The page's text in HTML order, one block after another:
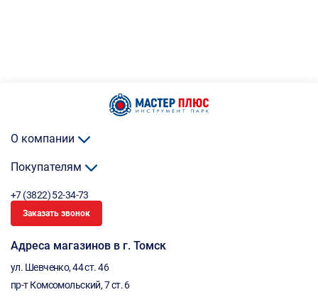
О компании
Покупателям
+7 (3822) 52-34-73
Заказать звонок
Адреса магазинов в г. Томск
ул. Шевченко, 44 ст. 46
пр-т Комсомольский, 7 ст. 6